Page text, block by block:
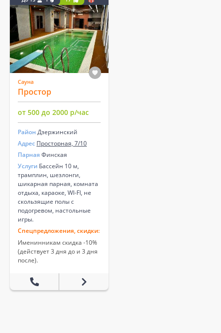
Сауна
Простор
от 500 до 2000 р/час
Район Дзержинский
Адрес Просторная, 7/10
Парная Финская
Услуги Бассейн 10 м,
трамплин, шезлонги,
шикарная парная, комната
отдыха, караоке, WI-FI, не
скользящие полы с
подогревом, настольные
игры.
Спецпредложения, скидки:
Именинникам скидка -10%
(действует 3 дня до и 3 дня
после).